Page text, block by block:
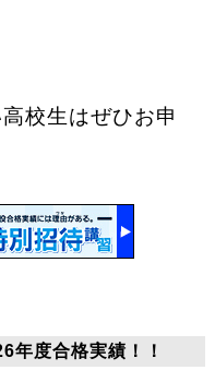
校生はぜひお申
度合格実績！！